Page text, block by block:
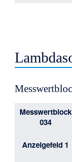
Messwertblock
034
Anzeigefeld 1